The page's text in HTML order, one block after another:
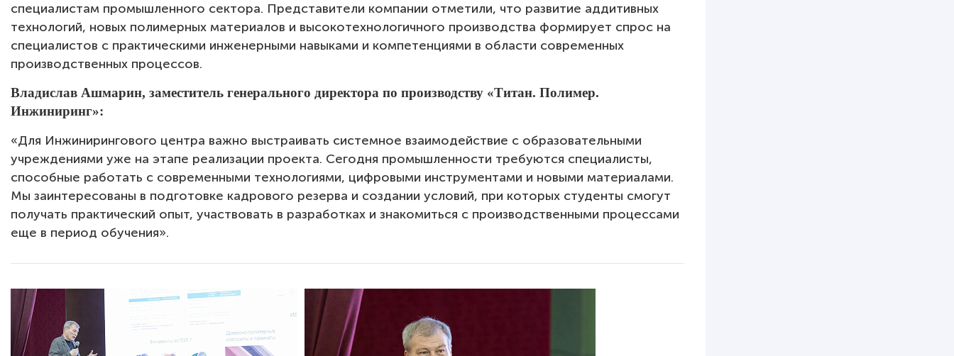
специалистам промышленного сектора. Представители компании отметили, что развитие аддитивных
технологий, новых полимерных материалов и высокотехнологичного производства формирует спрос на
специалистов с практическими инженерными навыками и компетенциями в области современных
производственных процессов.
Владислав Ашмарин, заместитель генерального директора по производству «Титан. Полимер.
Инжиниринг»:
«Для Инжинирингового центра важно выстраивать системное взаимодействие с образовательными
учреждениями уже на этапе реализации проекта. Сегодня промышленности требуются специалисты,
способные работать с современными технологиями, цифровыми инструментами и новыми материалами.
Мы заинтересованы в подготовке кадрового резерва и создании условий, при которых студенты смогут
получать практический опыт, участвовать в разработках и знакомиться с производственными процессами
еще в период обучения».